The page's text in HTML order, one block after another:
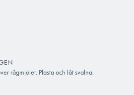
rågmjölet. Plasta och låt svalna.